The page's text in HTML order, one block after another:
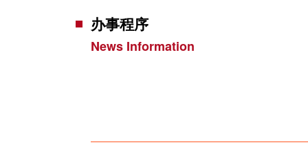
办事程序
News Information